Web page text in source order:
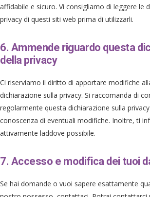
affidabile e sicuro. Vi consigliamo di leggere le
privacy di questi siti web prima di utilizzarli.
6. Ammende riguardo questa
della privacy
Ci riserviamo il diritto di apportare modifiche
dichiarazione sulla privacy. Si raccomanda di
regolarmente questa dichiarazione sulla
conoscenza di eventuali modifiche. Inoltre, ti
attivamente laddove possibile.
7. Accesso e modifica dei tuoi
Se hai domande o vuoi sapere esattamente